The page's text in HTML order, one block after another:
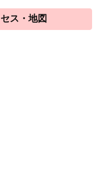
ス・地図